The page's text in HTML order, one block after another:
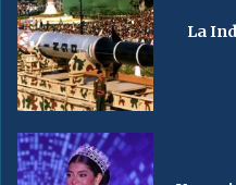
La